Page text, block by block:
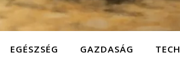
EGÉSZSÉG GAZDASÁG TECH